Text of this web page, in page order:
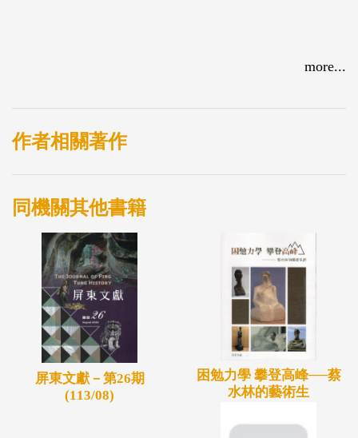
more...
作者相關著作
同機關其他書籍
屏東文獻－第26期
(113/08)
困勉力學 攀登高峰──蔡
水林的藝術生